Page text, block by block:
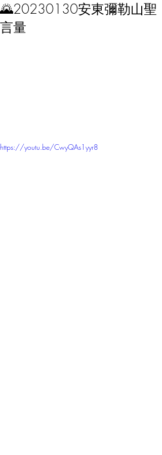
🌄20230130安東彌勒山聖
言量
https://youtu.be/CwyQAs1yyr8